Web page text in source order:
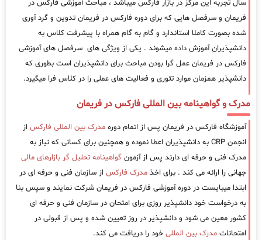
سال تجربه این مرکز در بازار فارکس میباشد ، مباحث آموزشی فارکس در
فریمان و سرفصل هایی که برای دوره فارکس در فریمان تدوین و گرد آوری
شده بصورت کاملا استاندارد و گام به گام همراه با پیشرفت کلاس به
دانشپذیران آموزش داده میشوند . یکی از ویژگی های سرفصل های آموزشی
فارکس در فریمان عمل گرا بودن مباحث برای دانشپذیران است بطوری که
دانشپذیر همزمان موارد تئوری و فعالیت های عملی را در کلاس فرا میگیرد.
مدرک و گواهینامه بین المللی فارکس در فریمان
آموزشگاه فارکس در فریمان پس از اتمام دوره مدرک بین المللی فارکس از
انجمن CRP به دانشپذیران اعطا نموده و همچنین برای کسانی که نیاز به
مدرک فنی و حرفه ای دارند پس از آزمون گواهینامه تحلیل گر بازارهای مالی
جهانی را ارائه می کند . برای اخذ مدرک فارکس از سازمان فنی و حرفه ای در
ابتدا میبایست در دوره آموزشی فارکس در فریمان شرکت نمایند و سپس بنا
به درخواست خود دانشپذیر روزی برای امتحان در سازمان فنی و حرفه ای
کشور معین می شود و دانشپذیر در روز تعیین شده و پس از قبولی در
امتحانات مدرک بین المللی خود را دریافت می کند.